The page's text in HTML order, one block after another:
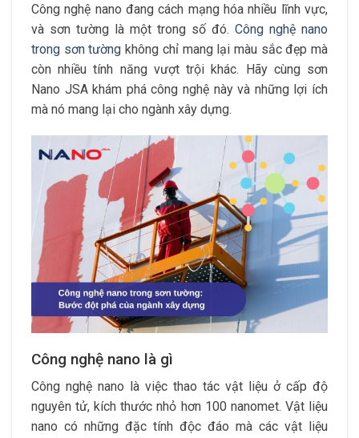
Công nghệ nano đang cách mạng hóa nhiều lĩnh vực,
và sơn tường là một trong số đó. Công nghệ nano
trong sơn tường không chỉ mang lại màu sắc đẹp mà
còn nhiều tính năng vượt trội khác. Hãy cùng sơn
Nano JSA khám phá công nghệ này và những lợi ích
mà nó mang lại cho ngành xây dựng.
Công nghệ nano là gì
Công nghệ nano là việc thao tác vật liệu ở cấp độ
nguyên tử, kích thước nhỏ hơn 100 nanomet. Vật liệu
nano có những đặc tính độc đáo mà các vật liệu